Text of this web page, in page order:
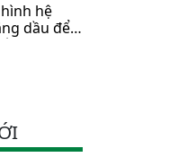
hệ
dầu để
lược dự
quốc gia